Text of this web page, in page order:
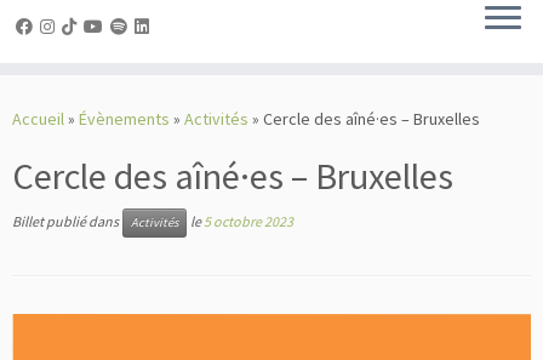
auAccueil» Évènements » Activités » Cercle des aîné·es – Bruxelles
Cercle des aîné·es – Bruxelles
Billet publié dans Activités le5 octobre 2023